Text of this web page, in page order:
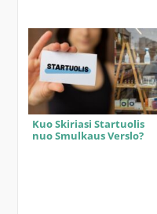
Kuo Skiriasi Startuolis
nuo Smulkaus Verslo?